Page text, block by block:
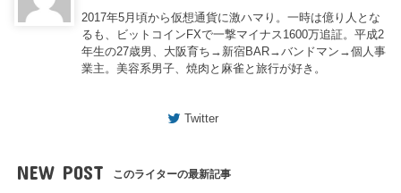
2017年5月頃から仮想通貨に激ハマり。一時は億り人とな
るも、ビットコインFXで一撃マイナス1600万追証。平成2
年生の27歳男、大阪育ち→新宿BAR→バンドマン→個人事
業主。美容系男子、焼肉と麻雀と旅行が好き。
Twitter
NEW POST このライターの最新記事